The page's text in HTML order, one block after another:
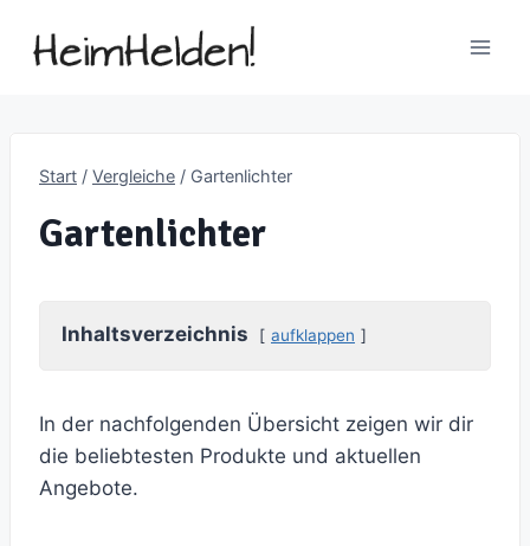
Inhalt
Start / Vergleiche / Gartenlichter
Gartenlichter
Inhaltsverzeichnis aufklappen
In der nachfolgenden Übersicht zeigen wir dir
die beliebtesten Produkte und aktuellen
Angebote.